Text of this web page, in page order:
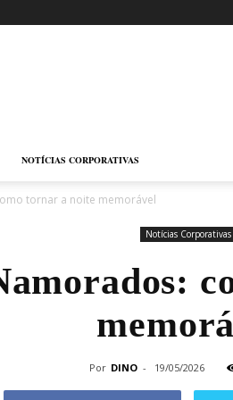
NOTÍCIAS CORPORATIVAS
tornar a noite memorável
Notícias Corporativas
Por DINO - 19/05/2026